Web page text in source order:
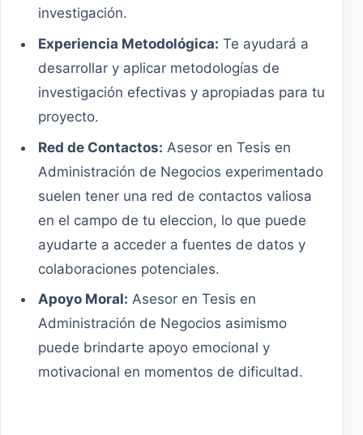
investigación.
Experiencia Metodológica: Te ayudará a
desarrollar y aplicar metodologías de
investigación efectivas y apropiadas para tu
proyecto.
Red de Contactos: Asesor en Tesis en
Administración de Negocios experimentado
suelen tener una red de contactos valiosa
en el campo de tu eleccion, lo que puede
ayudarte a acceder a fuentes de datos y
colaboraciones potenciales.
Apoyo Moral: Asesor en Tesis en
Administración de Negocios asimismo
puede brindarte apoyo emocional y
motivacional en momentos de dificultad.